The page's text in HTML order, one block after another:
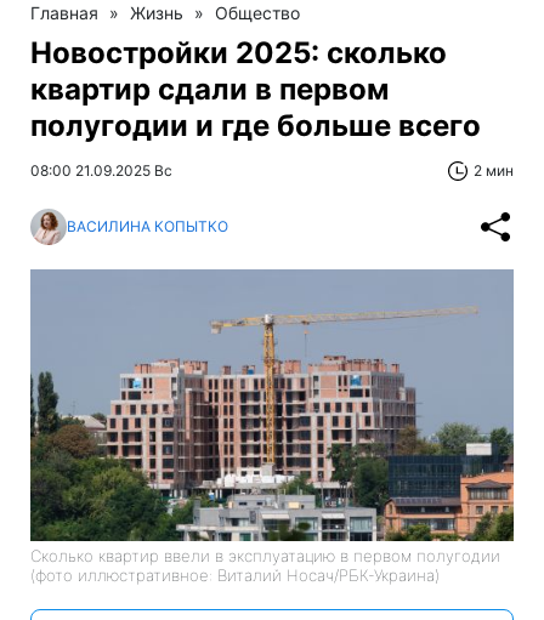
Главная » Жизнь » Общество
Новостройки 2025: сколько
квартир сдали в первом
полугодии и где больше всего
08:00 21.09.2025 Вс 2 мин
ВАСИЛИНА КОПЫТКО
Сколько квартир ввели в эксплуатацию в первом полугодии
(фото иллюстративное: Виталий Носач/РБК-Украина)